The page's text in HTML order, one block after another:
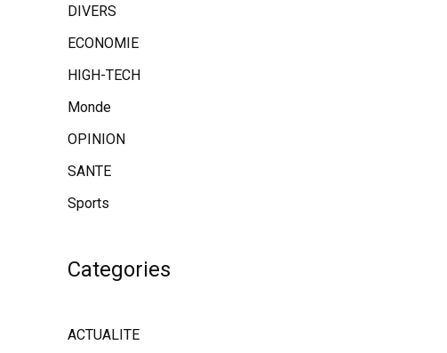
DIVERS
ECONOMIE
HIGH-TECH
Monde
OPINION
SANTE
Sports
Categories
ACTUALITE